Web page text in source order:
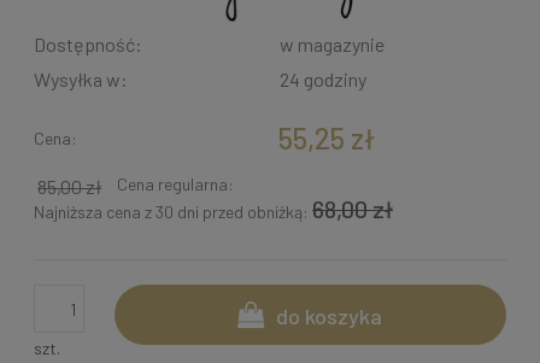
Dostępność:
w magazynie
Wysyłka w:
24 godziny
Cena: 55,25 zł
Cena regularna:
85,00 zł
Najniższa cena z 30 dni przed obniżką: 68,00 zł
szt.
do koszyka